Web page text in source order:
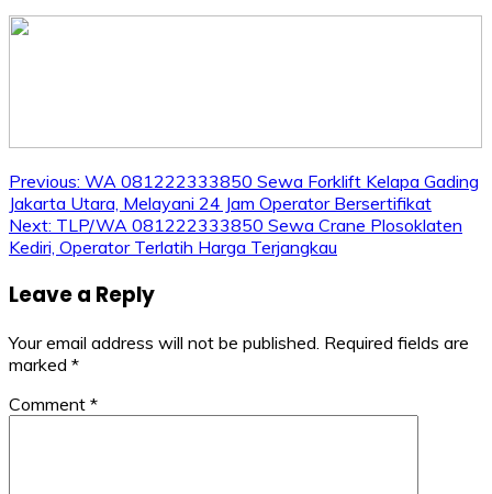
Post
navigation
Previous: WA 081222333850 Sewa Forklift Kelapa Gading
Jakarta Utara, Melayani 24 Jam Operator Bersertifikat
Next: TLP/WA 081222333850 Sewa Crane Plosoklaten
Kediri, Operator Terlatih Harga Terjangkau
Leave a Reply
Your email address will not be published. Required fields are
marked *
Comment *